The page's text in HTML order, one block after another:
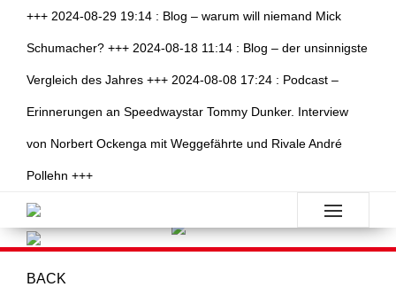
+++ 2024-08-29 19:14 : Blog – warum will niemand Mick
Schumacher? +++ 2024-08-18 11:14 : Blog – der unsinnigste
Vergleich des Jahres +++ 2024-08-08 17:24 : Podcast –
Erinnerungen an Speedwaystar Tommy Dunker. Interview
von Norbert Ockenga mit Weggefährte und Rivale André
Pollehn +++
BACK